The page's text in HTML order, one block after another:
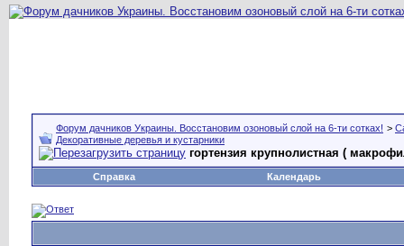
Форум дачников Украины. Восстановим озоновый слой на 6-ти сотках! >
Декоративные деревья и кустарники
гортензия крупнолистная (
Справка Календарь